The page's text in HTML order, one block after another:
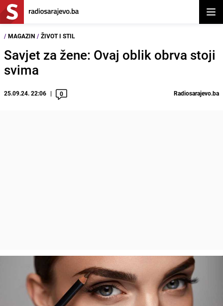
/ MAGAZIN / ŽIVOT I STIL
Savjet za žene: Ovaj oblik obrva stoji
svima
25.09.24. 22:06 0 Radiosarajevo.ba